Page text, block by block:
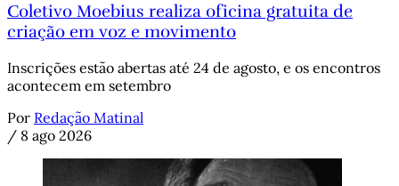
Coletivo Moebius realiza oficina gratuita de
criação em voz e movimento
Inscrições estão abertas até 24 de agosto, e os encontros
acontecem em setembro
Por Redação Matinal
/ 8 ago 2026